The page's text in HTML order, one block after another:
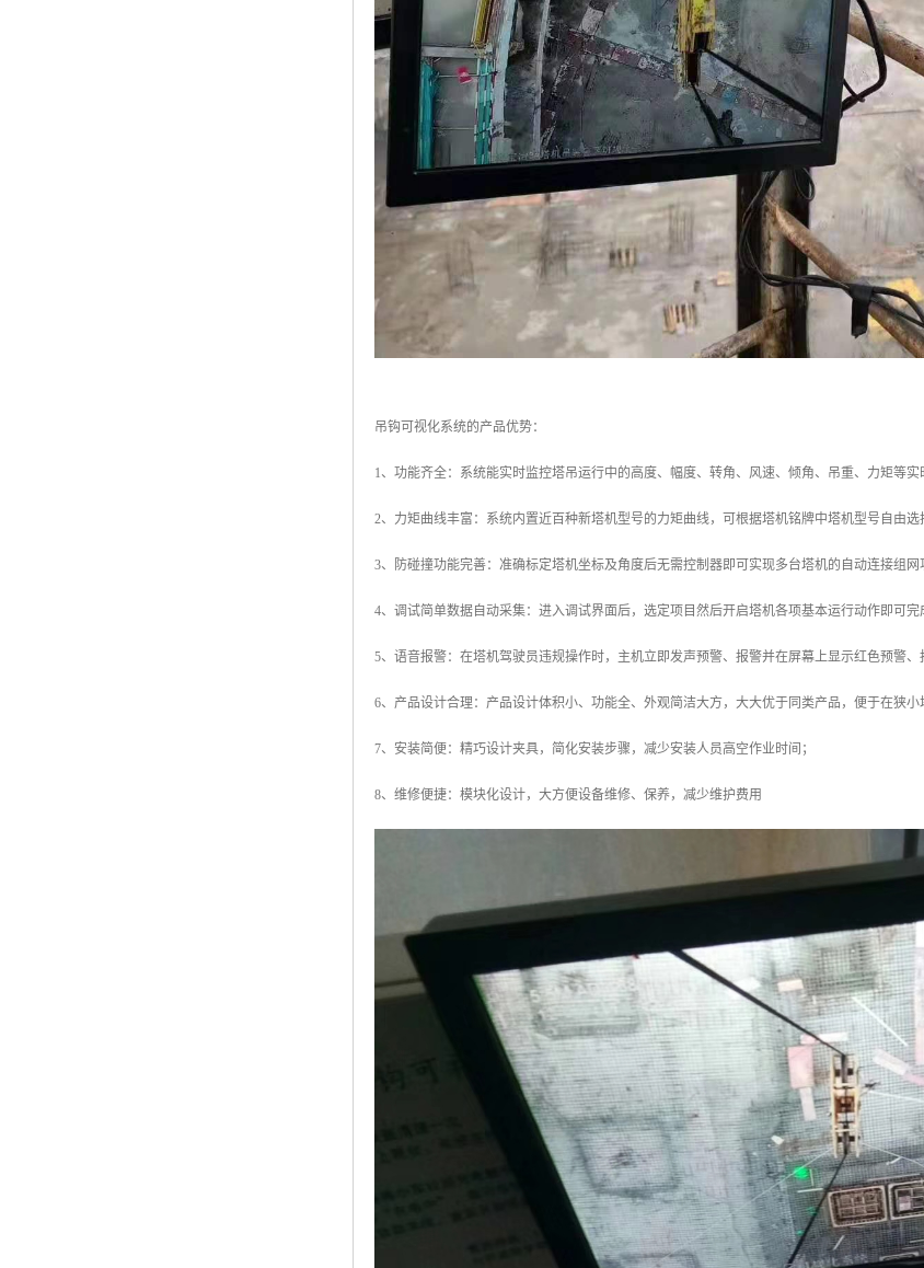
吊钩可视化系统的产品优势：
1、功能齐全：系统能实时监控塔吊运行中的高度、幅度、转角、风速、倾角、吊重、力矩等实
2、力矩曲线丰富：系统内置近百种新塔机型号的力矩曲线，可根据塔机铭牌中塔机型号自由选
3、防碰撞功能完善：准确标定塔机坐标及角度后无需控制器即可实现多台塔机的自动连接组
4、调试简单数据自动采集：进入调试界面后，选定项目然后开启塔机各项基本运行动作即可
5、语音报警：在塔机驾驶员违规操作时，主机立即发声预警、报警并在屏幕上显示红色预警、
6、产品设计合理：产品设计体积小、功能全、外观简洁大方，大大优于同类产品，便于在狭小
7、安装简便：精巧设计夹具，简化安装步骤，减少安装人员高空作业时间；
8、维修便捷：模块化设计，大方便设备维修、保养，减少维护费用